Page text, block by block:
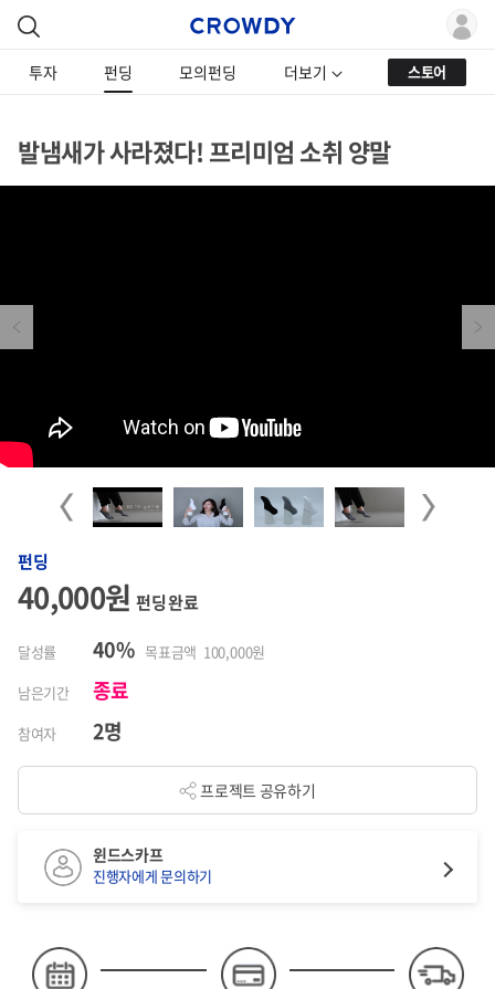
투자 펀딩 모의펀딩 더보기 스토어
발냄새가 사라졌다! 프리미엄 소취 양말
Previous Next
Previous Next
펀딩
40,000원펀딩 완료
달성률 40% 목표금액 100,000원
남은기간
종료
참여자 2명
프로젝트 공유하기
윈드스카프
진행자에게 문의하기